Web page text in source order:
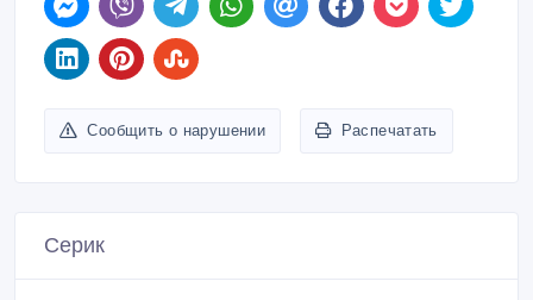
Сообщить о нарушении Распечатать
Серик